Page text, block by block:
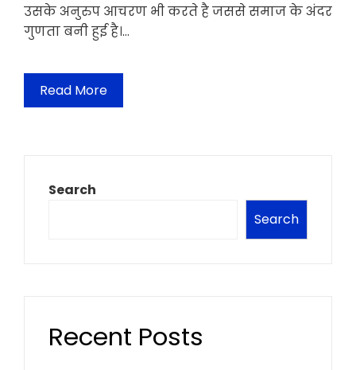
उसके अनुरुप आचरण भी करते है जससे समाज के अंदर
गुणता बनी हुई है।…
Read More
Search
Search
Recent Posts